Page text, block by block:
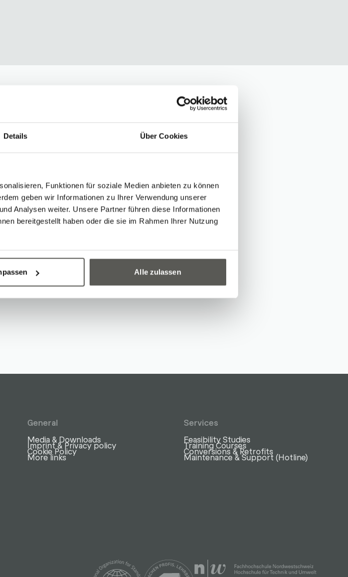
Details Über Cookies
Funktionen für soziale Medien anbieten zu können
geben wir Informationen zu Ihrer Verwendung unserer
Analysen weiter. Unsere Partner führen diese Informationen
bereitgestellt haben oder die sie im Rahmen Ihrer Nutzung
Alle zulassen
have the opportunity to learn
in microfabrication and be
You will also have the
clarify questions. This
transported abroad, so access
possible at a later date.
General
Media & Downloads
Imprint & Privacy policy
Cookie Policy
More links
Services
Feasibility Studies
Training Courses
Conversions & Retrofits
Maintenance & Support (Hotline)